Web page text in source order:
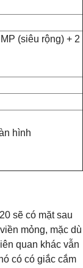
(siêu rộng) + 2
hình
sẽ có mặt sau
mỏng, mặc dù
quan khác vẫn
có có giắc cắm